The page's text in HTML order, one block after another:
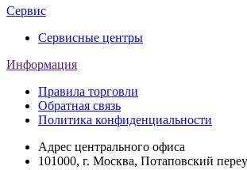
Сервис
Сервисные центры
Информация
Правила торговли
Обратная связь
Политика конфиденциальности
Адрес центрального офиса
101000, г. Москва, Потаповский